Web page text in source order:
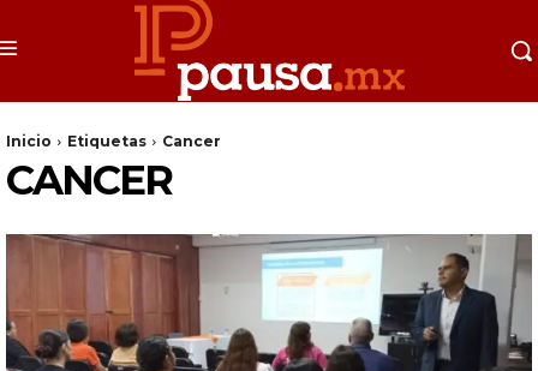
Inicio Etiquetas Cancer
CANCER